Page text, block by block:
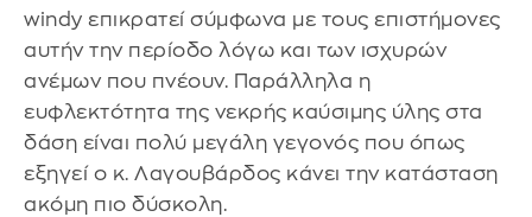
windy επικρατεί σύμφωνα με τους επιστήμονες
αυτήν την περίοδο λόγω και των ισχυρών
ανέμων που πνέουν. Παράλληλα η
ευφλεκτότητα της νεκρής καύσιμης ύλης στα
δάση είναι πολύ μεγάλη γεγονός που όπως
εξηγεί ο κ. Λαγουβάρδος κάνει την κατάσταση
ακόμη πιο δύσκολη.